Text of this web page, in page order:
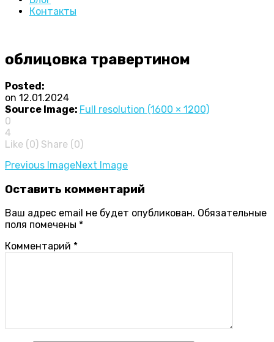
Контакты
облицовка травертином
Posted:
on 12.01.2024
Source Image: Full resolution (1600 × 1200)
0
4
Like (0) Share (0)
Image
Previous ImageNext Image
Оставить комментарий
Ваш адрес email не будет опубликован. Обязательные
поля помечены *
Комментарий *